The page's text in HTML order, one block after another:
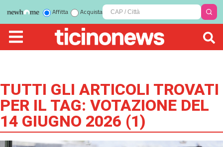
Affitta Acquista
TUTTI GLI ARTICOLI TROVATI
PER IL TAG: VOTAZIONE DEL
14 GIUGNO 2026 (1)